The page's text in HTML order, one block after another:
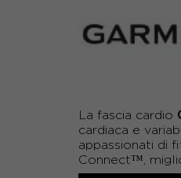
La fascia cardio
cardiaca e
appassionati di
Connect™,